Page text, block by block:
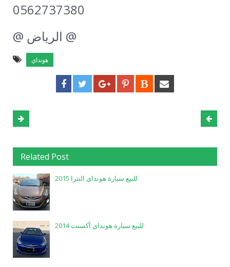
0562737380
@ الرياض @
هونداي
Related Post
للبيع سيارة هونداي النترا 2015
للبيع سيارة هونداي آكسنت 2014